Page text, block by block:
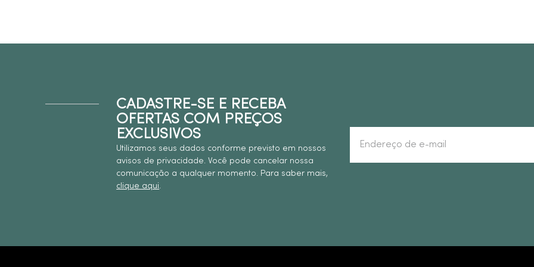
CADASTRE-SE E RECEBA
OFERTAS COM PREÇOS
EXCLUSIVOS
Utilizamos seus dados conforme previsto em nossos
avisos de privacidade. Você pode cancelar nossa
comunicação a qualquer momento. Para saber mais,
clique aqui.